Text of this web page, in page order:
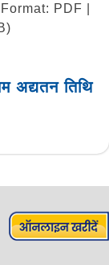
PDF |
अद्यतन तिथि